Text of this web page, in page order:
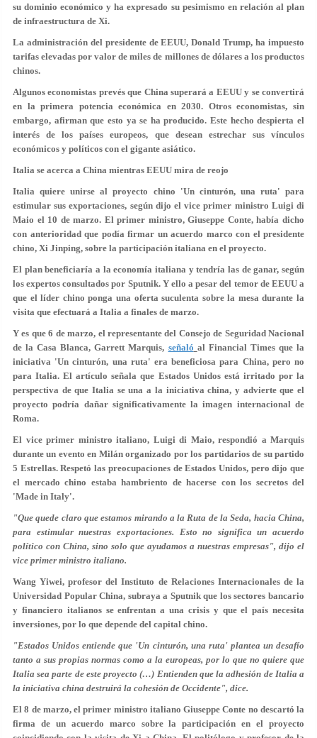
su dominio económico y ha expresado su pesimismo en relación al plan
de infraestructura de Xi.
La administración del presidente de EEUU, Donald Trump, ha impuesto
tarifas elevadas por valor de miles de millones de dólares a los productos
chinos.
Algunos economistas prevés que China superará a EEUU y se convertirá
en la primera potencia económica en 2030. Otros economistas, sin
embargo, afirman que esto ya se ha producido. Este hecho despierta el
interés de los países europeos, que desean estrechar sus vínculos
económicos y políticos con el gigante asiático.
Italia se acerca a China mientras EEUU mira de reojo
Italia quiere unirse al proyecto chino 'Un cinturón, una ruta' para
estimular sus exportaciones, según dijo el vice primer ministro Luigi di
Maio el 10 de marzo. El primer ministro, Giuseppe Conte, había dicho
con anterioridad que podía firmar un acuerdo marco con el presidente
chino, Xi Jinping, sobre la participación italiana en el proyecto.
El plan beneficiaría a la economía italiana y tendría las de ganar, según
los expertos consultados por Sputnik. Y ello a pesar del temor de EEUU a
que el líder chino ponga una oferta suculenta sobre la mesa durante la
visita que efectuará a Italia a finales de marzo.
Y es que 6 de marzo, el representante del Consejo de Seguridad Nacional
de la Casa Blanca, Garrett Marquis, señaló al Financial Times que la
iniciativa 'Un cinturón, una ruta' era beneficiosa para China, pero no
para Italia. El artículo señala que Estados Unidos está irritado por la
perspectiva de que Italia se una a la iniciativa china, y advierte que el
proyecto podría dañar significativamente la imagen internacional de
Roma.
El vice primer ministro italiano, Luigi di Maio, respondió a Marquis
durante un evento en Milán organizado por los partidarios de su partido
5 Estrellas. Respetó las preocupaciones de Estados Unidos, pero dijo que
el mercado chino estaba hambriento de hacerse con los secretos del
'Made in Italy'.
"Que quede claro que estamos mirando a la Ruta de la Seda, hacia China,
para estimular nuestras exportaciones. Esto no significa un acuerdo
político con China, sino solo que ayudamos a nuestras empresas", dijo el
vice primer ministro italiano.
Wang Yiwei, profesor del Instituto de Relaciones Internacionales de la
Universidad Popular China, subraya a Sputnik que los sectores bancario
y financiero italianos se enfrentan a una crisis y que el país necesita
inversiones, por lo que depende del capital chino.
"Estados Unidos entiende que 'Un cinturón, una ruta' plantea un desafío
tanto a sus propias normas como a la europeas, por lo que no quiere que
Italia sea parte de este proyecto (…) Entienden que la adhesión de Italia a
la iniciativa china destruirá la cohesión de Occidente", dice.
El 8 de marzo, el primer ministro italiano Giuseppe Conte no descartó la
firma de un acuerdo marco sobre la participación en el proyecto